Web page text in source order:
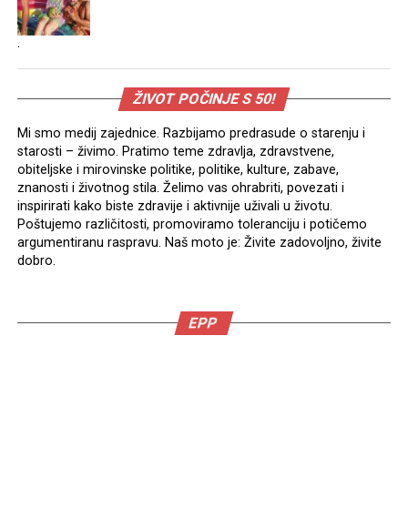
.
ŽIVOT POČINJE S 50!
Mi smo medij zajednice. Razbijamo predrasude o starenju i
starosti – živimo. Pratimo teme zdravlja, zdravstvene,
obiteljske i mirovinske politike, politike, kulture, zabave,
znanosti i životnog stila. Želimo vas ohrabriti, povezati i
inspirirati kako biste zdravije i aktivnije uživali u životu.
Poštujemo različitosti, promoviramo toleranciju i potičemo
argumentiranu raspravu. Naš moto je: Živite zadovoljno, živite
dobro.
EPP